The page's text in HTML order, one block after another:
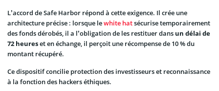
L’accord de Safe Harbor répond à cette exigence. Il crée une
architecture précise : lorsque lewhite hatsécurise temporairement
des fonds dérobés, il a l’obligation de les restituer dans un délai de
72 heureset en échange, il perçoit une récompense de 10 % du
montant récupéré.
Ce dispositif concilie protection des investisseurs et reconnaissance
à la fonction des hackers éthiques.